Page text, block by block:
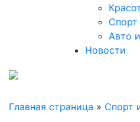
Спорт
Авто
Новости
Главная страница » Спорт